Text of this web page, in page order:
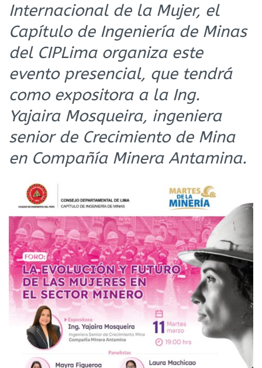
Internacional de la Mujer, el
Capítulo de Ingeniería de Minas
del CIPLima organiza este
evento presencial, que tendrá
como expositora a la Ing.
Yajaira Mosqueira, ingeniera
senior de Crecimiento de Mina
en Compañía Minera Antamina.